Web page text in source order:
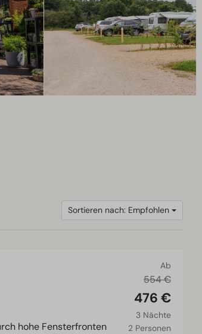
Sortieren nach: Empfohlen
Ab
554 €
476 €
3 Nächte
2 Personen
hohe Fensterfronten